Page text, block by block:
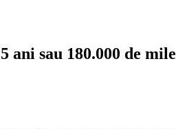
sau 180.000 de mile